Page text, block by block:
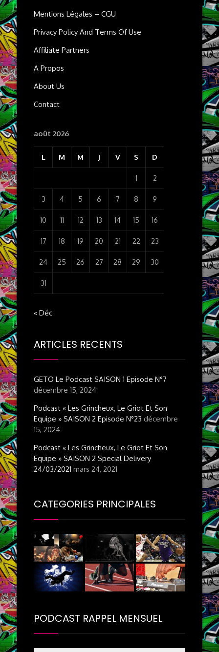
Mentions Légales – CGU
Privacy Policy And Terms Of Use
Affiliate Partners
A Propos
About Us
Contact
août 2026
L M M J V S D
1 2
3 4 5 6 7 8 9
10 11 12 13 14 15 16
17 18 19 20 21 22 23
24 25 26 27 28 29 30
31
« Déc
ARTICLES RECENTS
GETO Le Podcast SAISON 1 Episode N°7
décembre 15, 2024
Podcast « Les Grincheux, Le Griot Et Son
Equipe » SAISON 2 Episode N°23 décembre
15, 2024
Podcast « Les Grincheux, Le Griot Et Son
Equipe » SAISON 2 Special Delivery
24/03/2021 mars 24, 2021
CATEGORIES PRINCIPALES
PODCAST RAPPEL MENSUEL